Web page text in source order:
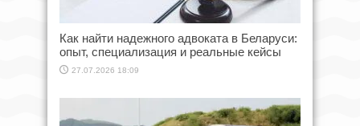
Как найти надежного адвоката в Беларуси:
опыт, специализация и реальные кейсы
27.07.2026 18:09